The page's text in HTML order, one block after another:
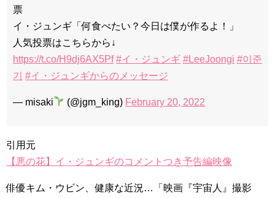
票
イ・ジュンギ「何食べたい？今日は僕が作るよ！」
人気投票はこちらから↓
https://t.co/H9dj6AX5Pf #イ・ジュンギ #LeeJoongi #이준
기
#イ・ジュンギからのメッセージ
— misaki (@jgm_king) February 20, 2022
引用元
【悪の花】イ・ジュンギのコメントつき予告編映像
俳優キム・ウビン、健康な近況…「映画『宇宙人』撮影